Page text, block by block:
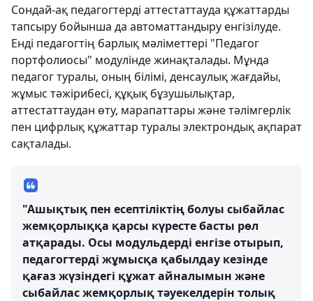
Сондай-ақ педагогтерді аттестаттауда құжаттарды
тапсыру бойынша да автоматтандыру енгізілуде.
Енді педагогтің барлық мәліметтері "Педагог
портфолиосы" модулінде жинақталады. Мұнда
педагог туралы, оның білімі, денсаулық жағдайы,
жұмыс тәжірибесі, құқық бұзушылықтар,
аттестаттаудан өту, марапаттары және тәлімгерлік
пен цифрлық құжаттар туралы электрондық ақпарат
сақталады.
"Ашықтық пен есептіліктің болуы сыбайлас
жемқорлыққа қарсы күресте басты рөл
атқарады. Осы модульдерді енгізе отырып,
педагогтерді жұмысқа қабылдау кезінде
қағаз жүзіндегі құжат айналымын және
сыбайлас жемқорлық тәуекелдерін толық